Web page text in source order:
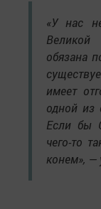
«У нас
Великой
обязана
имеет
одной из
Если бы
чего-то
конем», —